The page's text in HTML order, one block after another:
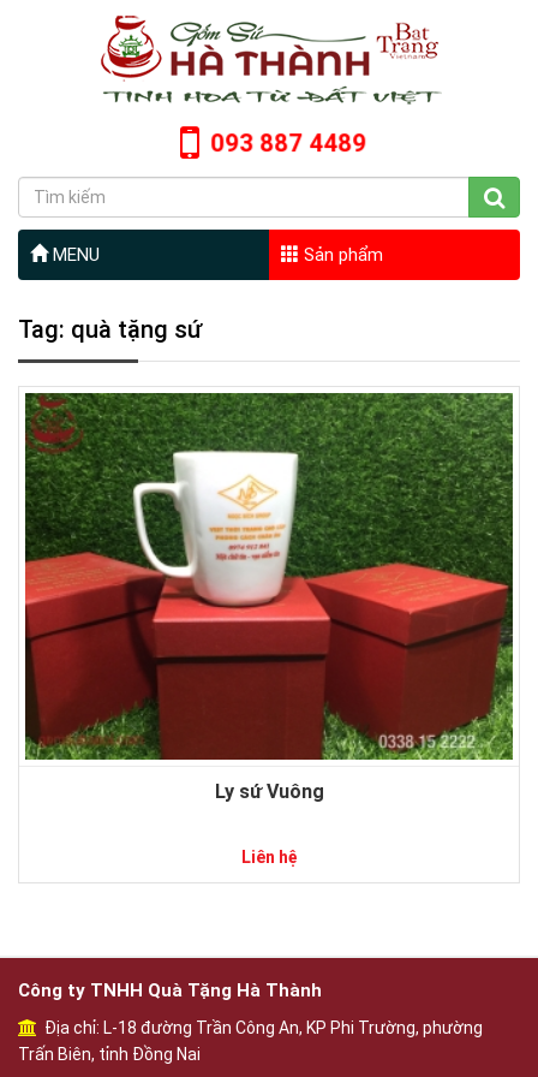
093 887 4489
MENU Sản phẩm
Tag: quà tặng sứ
Ly sứ Vuông
Liên hệ
Công ty TNHH Quà Tặng Hà Thành
Địa chỉ: L-18 đường Trần Công An, KP Phi Trường, phường
Trấn Biên, tỉnh Đồng Nai